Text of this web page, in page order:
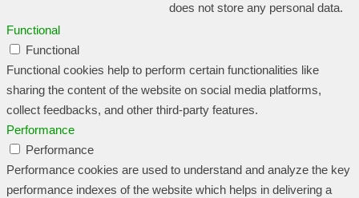
does not store any personal data.
Functional
Functional
Functional cookies help to perform certain functionalities like
sharing the content of the website on social media platforms,
collect feedbacks, and other third-party features.
Performance
Performance
Performance cookies are used to understand and analyze the key
performance indexes of the website which helps in delivering a